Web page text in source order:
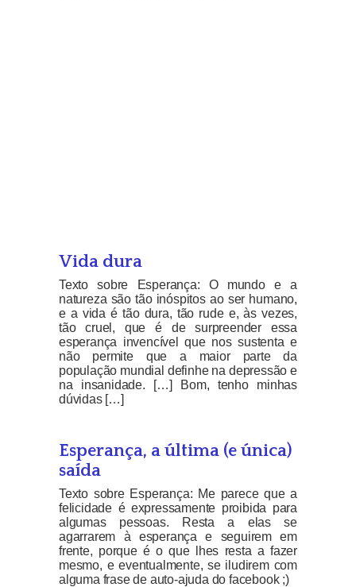
Vida dura
Texto sobre Esperança: O mundo e a
natureza são tão inóspitos ao ser humano,
e a vida é tão dura, tão rude e, às vezes,
tão cruel, que é de surpreender essa
esperança invencível que nos sustenta e
não permite que a maior parte da
população mundial definhe na depressão e
na insanidade. […] Bom, tenho minhas
dúvidas […]
Esperança, a última (e única)
saída
Texto sobre Esperança: Me parece que a
felicidade é expressamente proibida para
algumas pessoas. Resta a elas se
agarrarem à esperança e seguirem em
frente, porque é o que lhes resta a fazer
mesmo, e eventualmente, se iludirem com
alguma frase de auto-ajuda do facebook ;)